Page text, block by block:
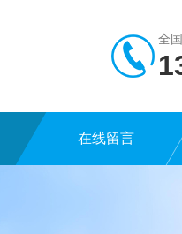
全
在线留言